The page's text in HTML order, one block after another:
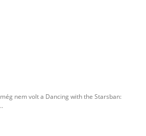
nem volt a Dancing with the Starsban: